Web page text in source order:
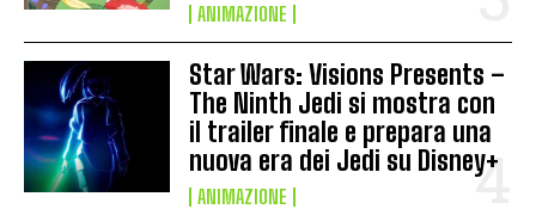
ANIMAZIONE
Star Wars: Visions Presents –
The Ninth Jedi si mostra con
il trailer finale e prepara una
nuova era dei Jedi su Disney+
ANIMAZIONE